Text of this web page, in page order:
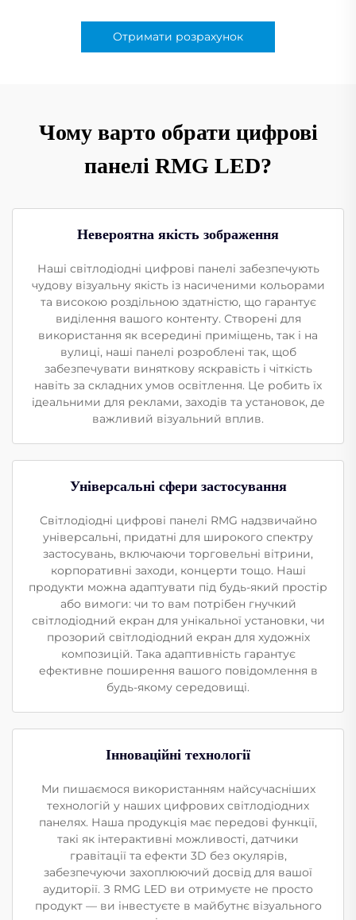
Отримати розрахунок
Чому варто обрати цифрові
панелі RMG LED?
Невероятна якість зображення
Наші світлодіодні цифрові панелі забезпечують
чудову візуальну якість із насиченими кольорами
та високою роздільною здатністю, що гарантує
виділення вашого контенту. Створені для
використання як всередині приміщень, так і на
вулиці, наші панелі розроблені так, щоб
забезпечувати виняткову яскравість і чіткість
навіть за складних умов освітлення. Це робить їх
ідеальними для реклами, заходів та установок, де
важливий візуальний вплив.
Універсальні сфери застосування
Світлодіодні цифрові панелі RMG надзвичайно
універсальні, придатні для широкого спектру
застосувань, включаючи торговельні вітрини,
корпоративні заходи, концерти тощо. Наші
продукти можна адаптувати під будь-який простір
або вимоги: чи то вам потрібен гнучкий
світлодіодний екран для унікальної установки, чи
прозорий світлодіодний екран для художніх
композицій. Така адаптивність гарантує
ефективне поширення вашого повідомлення в
будь-якому середовищі.
Інноваційні технології
Ми пишаємося використанням найсучасніших
технологій у наших цифрових світлодіодних
панелях. Наша продукція має передові функції,
такі як інтерактивні можливості, датчики
гравітації та ефекти 3D без окулярів,
забезпечуючи захоплюючий досвід для вашої
аудиторії. З RMG LED ви отримуєте не просто
продукт — ви інвестуєте в майбутнє візуального